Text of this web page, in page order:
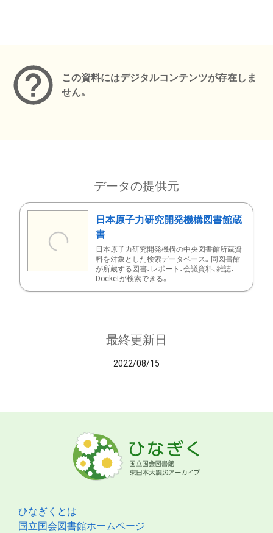
この資料にはデジタルコンテンツが存在しま
せん。
データの提供元
日本原子力研究開発機構図書館蔵
書
日本原子力研究開発機構の中央図書館所蔵資
料を対象とした検索データベース。同図書館
が所蔵する図書、レポート、会議資料、雑誌、
Docketが検索できる。
最終更新日
2022/08/15
ひなぎくとは
国立国会図書館ホームページ